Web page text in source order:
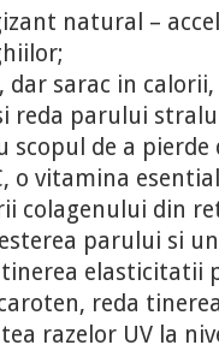
natural –
dar sarac in
reda parului
scopul de a
o vitamina
colagenului din
parului si
elasticitatii
reda
razelor UV la